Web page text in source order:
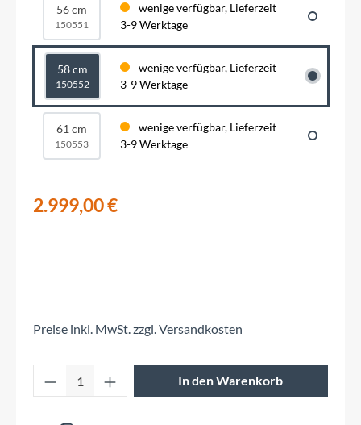
56 cm
150551
wenige verfügbar, Lieferzeit
3-9 Werktage
58 cm
150552
wenige verfügbar, Lieferzeit
3-9 Werktage
61 cm
150553
wenige verfügbar, Lieferzeit
3-9 Werktage
2.999,00 €
Preise inkl. MwSt. zzgl. Versandkosten
Produkt Anzahl: Gib den gewünschten
In den Warenkorb